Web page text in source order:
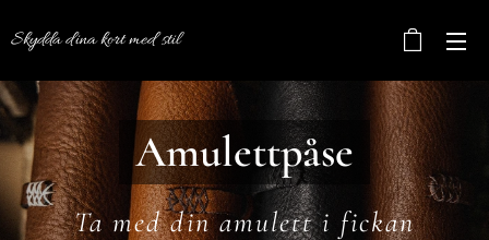
Skydda dina kort med stil
Amulettpåse
Ta med din amulett i fickan